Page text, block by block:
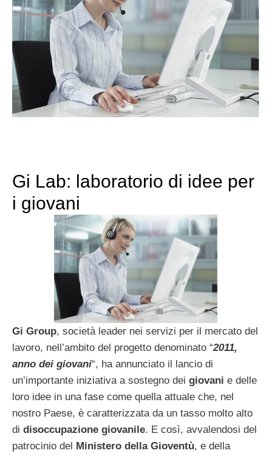
Gi Lab: laboratorio di idee per
i giovani
Gi Group, società leader nei servizi per il mercato del
lavoro, nell’ambito del progetto denominato “2011,
anno dei giovani“, ha annunciato il lancio di
un’importante iniziativa a sostegno dei giovani e delle
loro idee in una fase come quella attuale che, nel
nostro Paese, è caratterizzata da un tasso molto alto
di disoccupazione giovanile. E così, avvalendosi del
patrocinio del
Ministero della Gioventù, e della